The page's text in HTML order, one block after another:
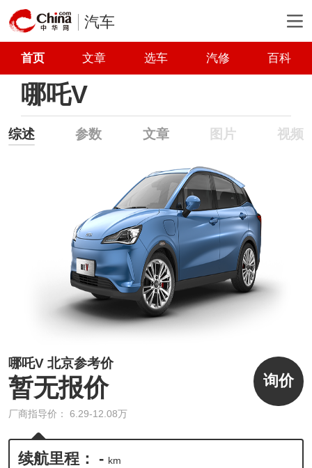
汽车
首页 文章 选车 汽修 百科
哪吒V
综述 参数 文章 图片 视频
哪吒V 北京参考价
暂无报价
厂商指导价： 6.29-12.08万
续航里程： - km
询价